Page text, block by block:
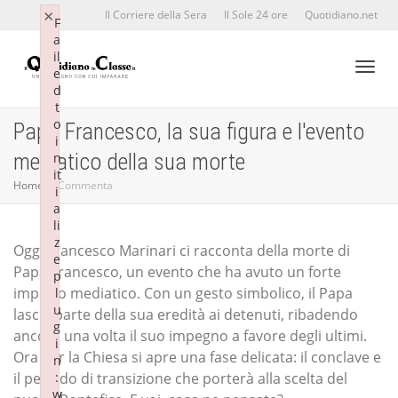
Il Corriere della Sera Il Sole 24 ore Quotidiano.net
Papa Francesco, la sua figura e l'evento
mediatico della sua morte
Home Commenta
Oggi Francesco Marinari ci racconta della morte di
Papa Francesco, un evento che ha avuto un forte
impatto mediatico. Con un gesto simbolico, il Papa
lascia parte della sua eredità ai detenuti, ribadendo
ancora una volta il suo impegno a favore degli ultimi.
Ora per la Chiesa si apre una fase delicata: il conclave e
il periodo di transizione che porterà alla scelta del
F
a
il
e
d
t
o
i
n
it
i
a
li
z
e
p
l
u
g
i
n
:
w
×F
a
il
e
d
t
o
i
n
it
i
a
li
z
e
p
l
u
g
i
n
:
w
×